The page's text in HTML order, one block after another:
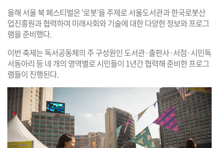
올해 서울 북 페스티벌은 '로봇'을 주제로 서울도서관과 한국로봇산
업진흥원과 협력하여 미래사회와 기술에 대한 다양한 정보와 프로그
램을 준비했다.
이번 축제는 독서공동체의 주 구성원인 도서관·출판사·서점·시민독
서동아리 등 네 개의 영역별로 시민들이 1년간 협력해 준비한 프로그
램들이 진행된다.